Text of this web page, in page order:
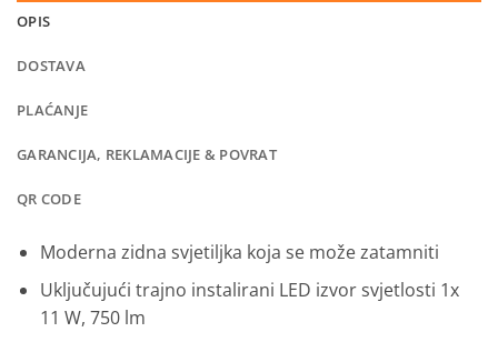
OPIS
DOSTAVA
PLAĆANJE
GARANCIJA, REKLAMACIJE & POVRAT
QR CODE
Moderna zidna svjetiljka koja se može zatamniti
Uključujući trajno instalirani LED izvor svjetlosti 1x
11 W, 750 lm